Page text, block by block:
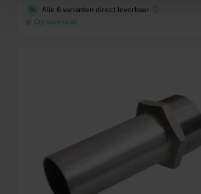
Alle 6 varianten direct leverbaar
Op voorraad